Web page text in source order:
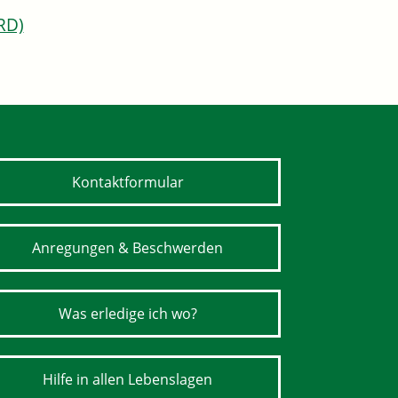
Kontaktformular
Anregungen & Beschwerden
Was erledige ich wo?
Hilfe in allen Lebenslagen